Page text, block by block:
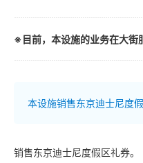
※目前，本设施的业务在大街
本设施销售东京迪士尼度假
销售东京迪士尼度假区礼券。